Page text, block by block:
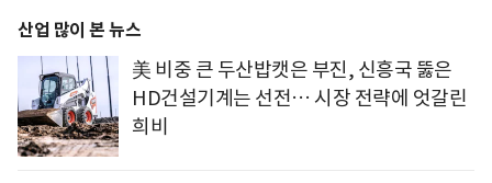
산업 많이 본 뉴스
美 비중 큰 두산밥캣은 부진, 신흥국 뚫은
HD건설기계는 선전… 시장 전략에 엇갈린
희비